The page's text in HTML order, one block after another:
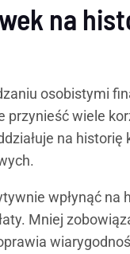
na
osobistymi
wiele
na
wpłynąć
Mniej